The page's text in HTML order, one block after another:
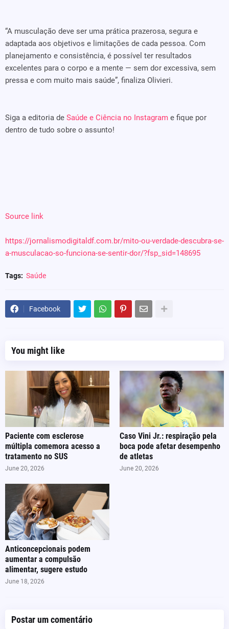
“A musculação deve ser uma prática prazerosa, segura e
adaptada aos objetivos e limitações de cada pessoa. Com
planejamento e consistência, é possível ter resultados
excelentes para o corpo e a mente — sem dor excessiva, sem
pressa e com muito mais saúde”, finaliza Olivieri.
Siga a editoria de Saúde e Ciência no Instagram e fique por
dentro de tudo sobre o assunto!
Source link
https://jornalismodigitaldf.com.br/mito-ou-verdade-descubra-se-
a-musculacao-so-funciona-se-sentir-dor/?fsp_sid=148695
Tags: Saúde
Facebook
You might like
Paciente com esclerose
múltipla comemora acesso a
tratamento no SUS
June 20, 2026
Caso Vini Jr.: respiração pela
boca pode afetar desempenho
de atletas
June 20, 2026
Anticoncepcionais podem
aumentar a compulsão
alimentar, sugere estudo
June 18, 2026
Postar um comentário